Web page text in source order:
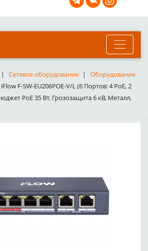
Сетевое оборудование
Оборудование
F-SW-EU206POE-V/L (6 Портов: 4 PoE, 2
PoE 35 Вт, Грозозащита 6 кВ, Металл,